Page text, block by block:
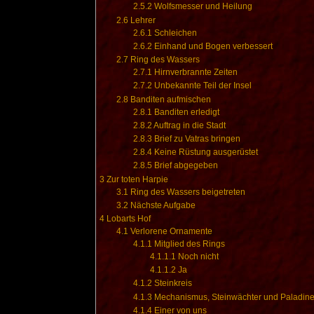
2.5.2 Wolfsmesser und Heilung
2.6 Lehrer
2.6.1 Schleichen
2.6.2 Einhand und Bogen verbessert
2.7 Ring des Wassers
2.7.1 Hirnverbrannte Zeiten
2.7.2 Unbekannte Teil der Insel
2.8 Banditen aufmischen
2.8.1 Banditen erledigt
2.8.2 Auftrag in die Stadt
2.8.3 Brief zu Vatras bringen
2.8.4 Keine Rüstung ausgerüstet
2.8.5 Brief abgegeben
3 Zur toten Harpie
3.1 Ring des Wassers beigetreten
3.2 Nächste Aufgabe
4 Lobarts Hof
4.1 Verlorene Ornamente
4.1.1 Mitglied des Rings
4.1.1.1 Noch nicht
4.1.1.2 Ja
4.1.2 Steinkreis
4.1.3 Mechanismus, Steinwächter und Paladine
4.1.4 Einer von uns